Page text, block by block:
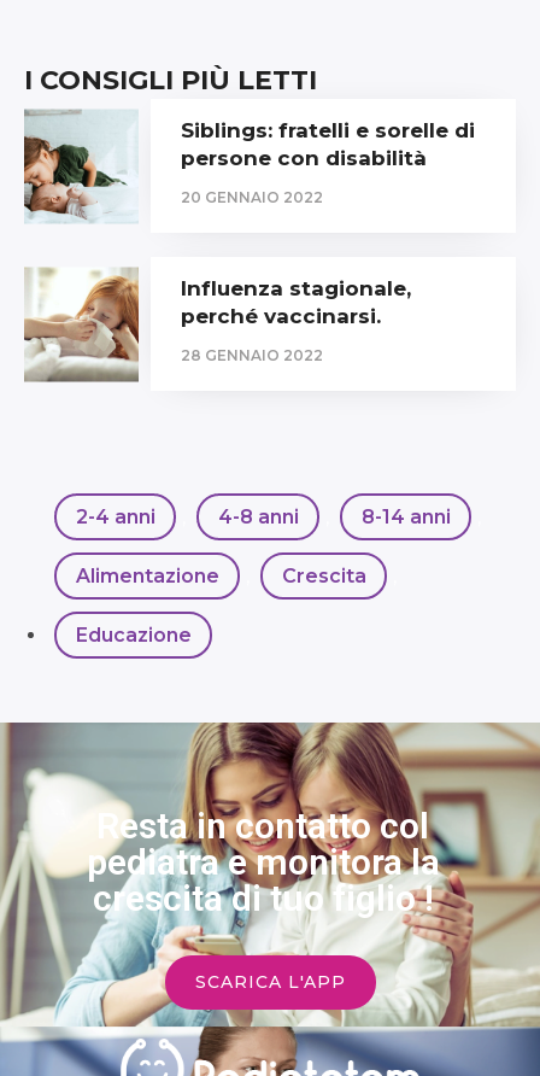
I CONSIGLI PIÙ LETTI
Siblings: fratelli e sorelle di
persone con disabilità
20 GENNAIO 2022
Influenza stagionale,
perché vaccinarsi.
28 GENNAIO 2022
2-4 anni 4-8 anni 8-14 anni
Alimentazione Crescita
Educazione
Resta in contatto col
pediatra e monitora la
crescita di tuo figlio !
SCARICA L'APP